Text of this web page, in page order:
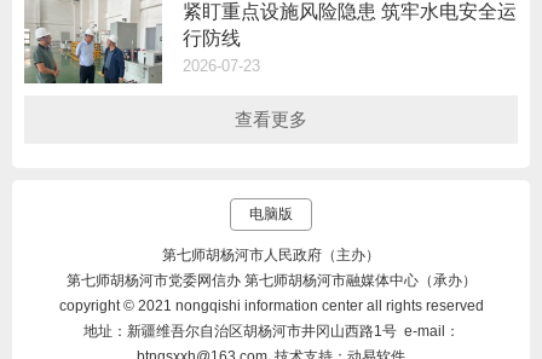
紧盯重点设施风险隐患 筑牢水电安全运
行防线
2026-07-23
查看更多
电脑版
第七师胡杨河市人民政府（主办）
第七师胡杨河市党委网信办 第七师胡杨河市融媒体中心（承办）
copyright © 2021 nongqishi information center all rights reserved
地址：新疆维吾尔自治区胡杨河市井冈山西路1号 e-mail：